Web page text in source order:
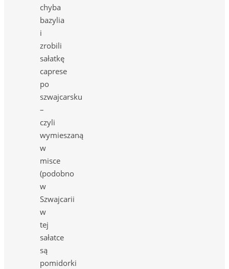
chyba
bazylia
i
zrobili
sałatkę
caprese
po
szwajcarsku
–
czyli
wymieszaną
w
misce
(podobno
w
Szwajcarii
w
tej
sałatce
są
pomidorki